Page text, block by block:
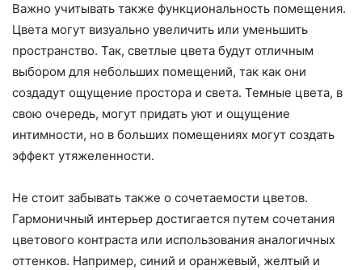
Важно учитывать также функциональность помещения.
Цвета могут визуально увеличить или уменьшить
пространство. Так, светлые цвета будут отличным
выбором для небольших помещений, так как они
создадут ощущение простора и света. Темные цвета, в
свою очередь, могут придать уют и ощущение
интимности, но в больших помещениях могут создать
эффект утяжеленности.
Не стоит забывать также о сочетаемости цветов.
Гармоничный интерьер достигается путем сочетания
цветового контраста или использования аналогичных
оттенков. Например, синий и оранжевый, желтый и